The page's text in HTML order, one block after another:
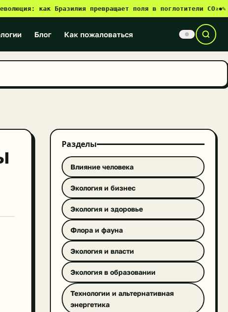
как Бразилия превращает поля в поглотители CO₂● ✎
Блог Как пожаловаться
Разделы
Влияние человека
Экология и бизнес
Экология и здоровье
Флора и фауна
Экология и власти
Экология в образовании
Технологии и альтернативная
энергетика